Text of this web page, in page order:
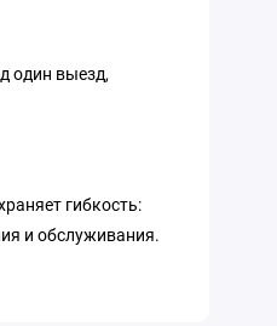
один выезд,
гибкость:
и обслуживания.